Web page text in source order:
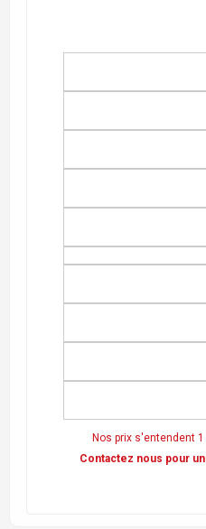
Nos prix s'entendent
Contactez nous pour